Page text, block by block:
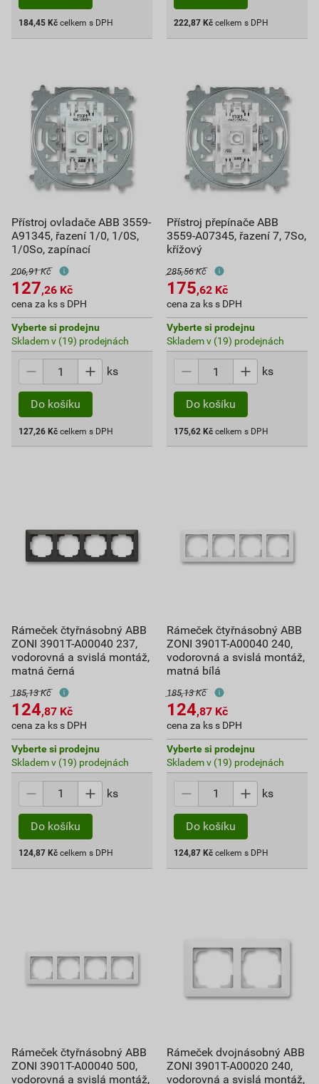
184,45 Kč celkem s DPH 222,87 Kč celkem s DPH
Přístroj ovladače ABB 3559-
A91345, řazení 1/0, 1/0S,
1/0So, zapínací
206,91 Kč
127,26 Kč
cena za ks s DPH
Vyberte si prodejnu
Skladem v (19) prodejnách
ks
Do košíku
127,26 Kč celkem s DPH
Přístroj přepínače ABB
3559-A07345, řazení 7, 7So,
křížový
285,56 Kč
175,62 Kč
cena za ks s DPH
Vyberte si prodejnu
Skladem v (19) prodejnách
ks
Do košíku
175,62 Kč celkem s DPH
Rámeček čtyřnásobný ABB
ZONI 3901T-A00040 237,
vodorovná a svislá montáž,
matná černá
185,13 Kč
124,87 Kč
cena za ks s DPH
Vyberte si prodejnu
Skladem v (19) prodejnách
ks
Do košíku
124,87 Kč celkem s DPH
Rámeček čtyřnásobný ABB
ZONI 3901T-A00040 240,
vodorovná a svislá montáž,
matná bílá
185,13 Kč
124,87 Kč
cena za ks s DPH
Vyberte si prodejnu
Skladem v (19) prodejnách
ks
Do košíku
124,87 Kč celkem s DPH
Rámeček čtyřnásobný ABB
ZONI 3901T-A00040 500,
vodorovná a svislá montáž,
Rámeček dvojnásobný ABB
ZONI 3901T-A00020 240,
vodorovná a svislá montáž,